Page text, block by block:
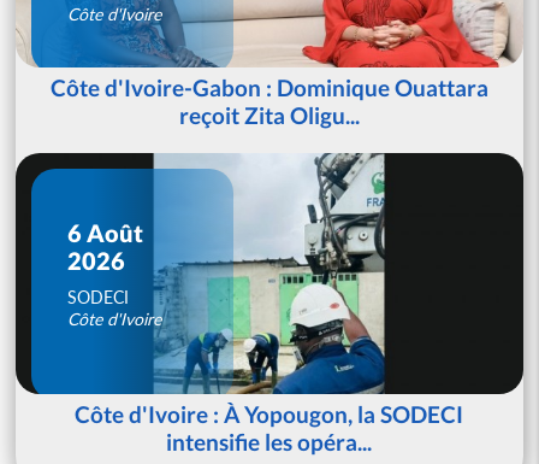
Côte d'Ivoire
Côte d'Ivoire-Gabon : Dominique Ouattara
reçoit Zita Oligu...
6 Août
2026
SODECI
Côte d'Ivoire
Côte d'Ivoire : À Yopougon, la SODECI
intensifie les opéra...